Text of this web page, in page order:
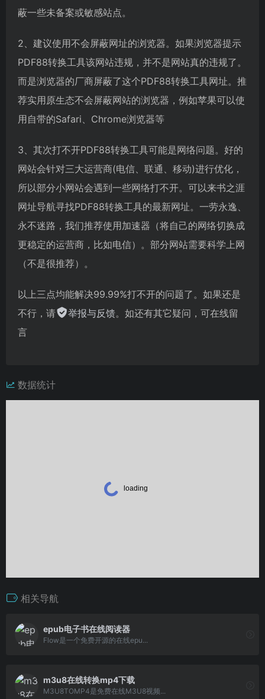
蔽一些未备案或敏感站点。
2、建议使用不会屏蔽网址的浏览器。如果浏览器提示
PDF88转换工具该网站违规，并不是网站真的违规了。
而是浏览器的厂商屏蔽了这个PDF88转换工具网址。推
荐实用原生态不会屏蔽网站的浏览器，例如苹果可以使
用自带的Safari、Chrome浏览器等
3、其次打不开PDF88转换工具可能是网络问题。好的
网站会针对三大运营商(电信、联通、移动)进行优化，
所以部分小网站会遇到一些网络打不开。可以来书之涯
网址导航寻找PDF88转换工具的最新网址。一劳永逸、
永不迷路，我们推荐使用加速器（将自己的网络切换成
更稳定的运营商，比如电信）。部分网站需要科学上网
（不是很推荐）。
以上三点均能解决99.99%打不开的问题了。如果还是
不行，请
举报与反馈。如还有其它疑问，可在线留
言
数据统计
相关导航
epub电子书在线阅读器
Flow是一个免费开源的在线epu...
m3u8在线转换mp4下载
M3U8TOMP4是免费在线M3U8视频...